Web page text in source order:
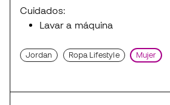
Cuidados:
Lavar a máquina
Jordan Ropa Lifestyle Mujer